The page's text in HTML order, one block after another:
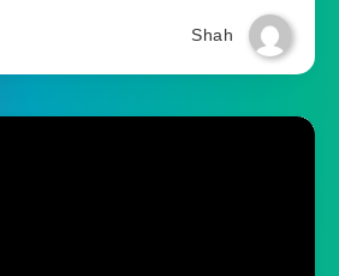
Shah